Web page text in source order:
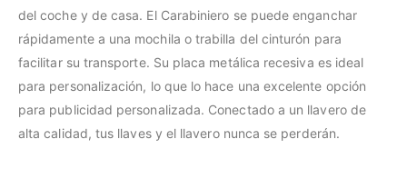
del coche y de casa. El Carabiniero se puede enganchar
rápidamente a una mochila o trabilla del cinturón para
facilitar su transporte. Su placa metálica recesiva es ideal
para personalización, lo que lo hace una excelente opción
para publicidad personalizada. Conectado a un llavero de
alta calidad, tus llaves y el llavero nunca se perderán.